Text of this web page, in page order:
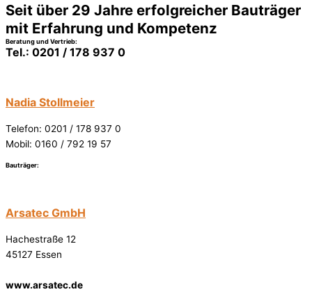
Seit über 29 Jahre erfolgreicher Bauträger
mit Erfahrung und Kompetenz
Beratung und Vertrieb:
Tel.: 0201 / 178 937 0
Nadia Stollmeier
Telefon: 0201 / 178 937 0
Mobil: 0160 / 792 19 57
Bauträger:
Arsatec GmbH
Hachestraße 12
45127 Essen
www.arsatec.de